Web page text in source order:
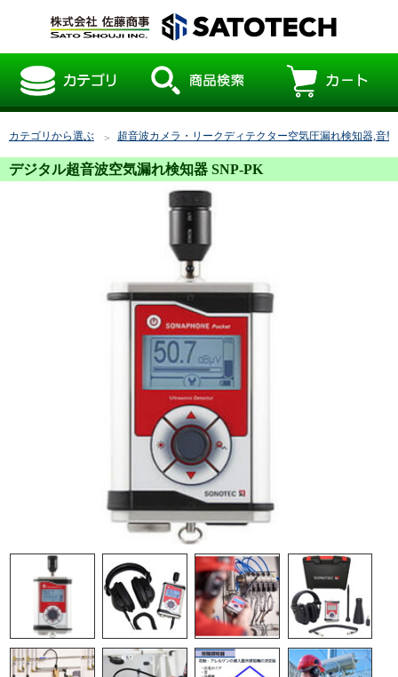
カテゴリから選ぶ 超音波カメラ・リークディテクター空気圧漏れ検知器,音
デジタル超音波空気漏れ検知器 SNP-PK